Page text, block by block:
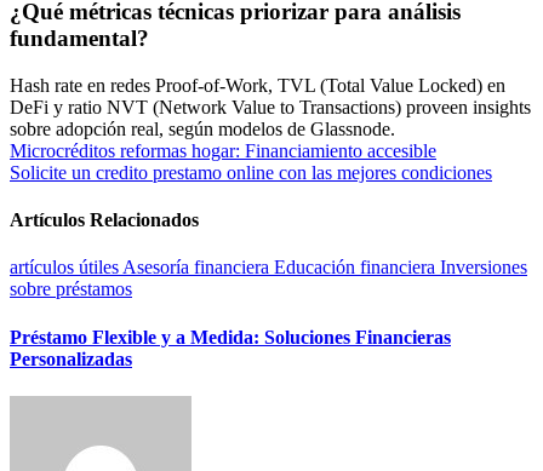
¿Qué métricas técnicas priorizar para análisis
fundamental?
Hash rate en redes Proof-of-Work, TVL (Total Value Locked) en
DeFi y ratio NVT (Network Value to Transactions) proveen insights
sobre adopción real, según modelos de Glassnode.
Navegación
de
entradas
Microcréditos reformas hogar: Financiamiento accesible
Solicite un credito prestamo online con las mejores condiciones
Artículos Relacionados
artículos útilesAsesoría financiera Educación financiera Inversiones
sobre préstamos
Préstamo Flexible y a Medida: Soluciones Financieras
Personalizadas